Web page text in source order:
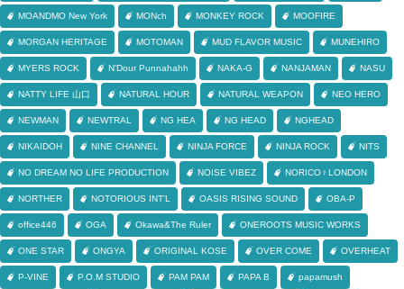
MOANDMO New York MONch MONKEY ROCK MOOFIRE
MORGAN HERITAGE MOTOMAN MUD FLAVOR MUSIC MUNEHIRO
MYERS ROCK N'Dour Punnahahh NAKA-G NANJAMAN NASU
NATTY LIFE 山口 NATURAL HOUR NATURAL WEAPON NEO HERO
NEWMAN NEWTRAL NG HEA NG HEAD NGHEAD
NIKAIDOH NINE CHANNEL NINJA FORCE NINJA ROCK NITS
NO DREAM NO LIFE PRODUCTION NOISE VIBEZ NORICO♀LONDON
NORTHER NOTORIOUS INT'L OASIS RISING SOUND OBA-P
office446 OGA Okawa&The Ruler ONEROOTS MUSIC WORKS
ONE STAR ONGYA ORIGINAL KOSE OVER COME OVERHEAT
P-VINE P.O.M STUDIO PAM PAM PAPA B papamush